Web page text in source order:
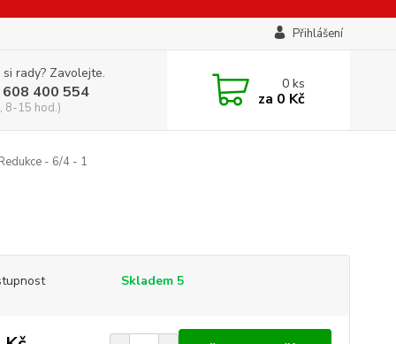
Přihlášení
rady? Zavolejte.
400 554
8-15 hod.)
0ks
za 0 Kč
- 6/4 - 1
Skladem 5